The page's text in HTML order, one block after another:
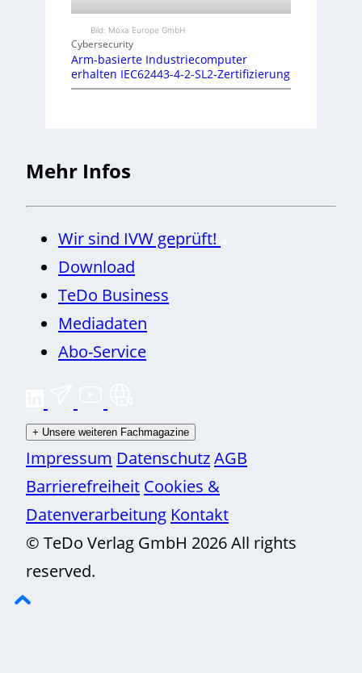
Bild: Moxa Europe GmbH
Cybersecurity
Arm-basierte Industriecomputer
erhalten IEC62443-4-2-SL2-Zertifizierung
Mehr Infos
Wir sind IVW geprüft!
Download
TeDo Business
Mediadaten
Abo-Service
+ Unsere weiteren Fachmagazine
Impressum DatenschutzAGB
Barrierefreiheit Cookies &
Datenverarbeitung Kontakt
© TeDo Verlag GmbH 2026 All rights
reserved.